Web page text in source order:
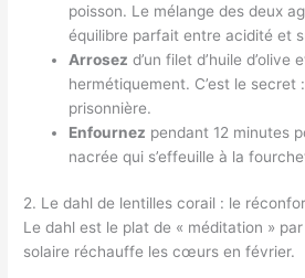
poisson. Le mélange des deux
équilibre parfait entre acidité et
Arrosez d’un filet d’huile d’olive
hermétiquement. C’est le
prisonnière.
Enfournez pendant 12 minutes
nacrée qui s’effeuille à la
2. Le dahl de lentilles corail : le
Le dahl est le plat de « méditation »
solaire réchauffe les cœurs en février.